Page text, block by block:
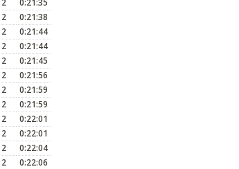
2
0:21:35
2
0:21:38
2
0:21:44
2
0:21:44
2
0:21:45
2
0:21:56
2
0:21:59
2
0:21:59
2
0:22:01
2
0:22:01
2
0:22:04
2
0:22:06